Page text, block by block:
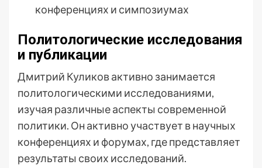
конференциях и симпозиумах
Политологические исследования
и публикации
Дмитрий Куликов активно занимается
политологическими исследованиями,
изучая различные аспекты современной
политики. Он активно участвует в научных
конференциях и форумах, где представляет
результаты своих исследований.